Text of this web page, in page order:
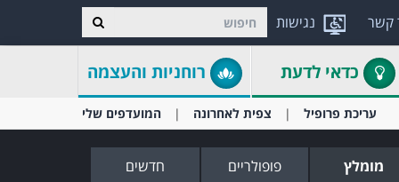
נגישות קשר
כדאי לדעת רוחניות והעצמה
עריכת פרופיל צפית לאחרונה המועדפים שלי
מומלץ פופולריים חדשים